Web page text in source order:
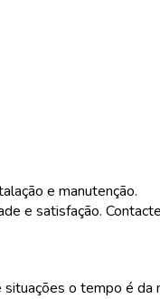
e manutenção.
e satisfação.
o tempo é da